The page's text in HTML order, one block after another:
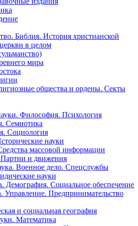
Библия. История христианской
в целом
мира
общества и ордены. Секты
Философия. Психология
Семиотика
Социология
науки
массовой информации
и движения
Военное дело. Спецслужбы
науки
Демография. Социальное обеспечение
Управление. Предпринимательство
и социальная география
Математика